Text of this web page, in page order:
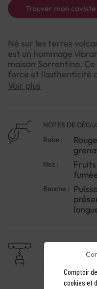
Trouver mon caviste
Né sur les terres
est un hommage
maison Sorrentino.
force et l’authenticité
s’épanouit entre mer
NOTE DE
Couleur : Rouge rubis
Arômes : Fruits
et touche minérale.
Saveurs : Puissant,
élégants, finale
Voir plus
NOTES DE
Robe :
Nez :
Bouche :
NIVEAU DE
5 à 10 ans
Comptoir
cookies et